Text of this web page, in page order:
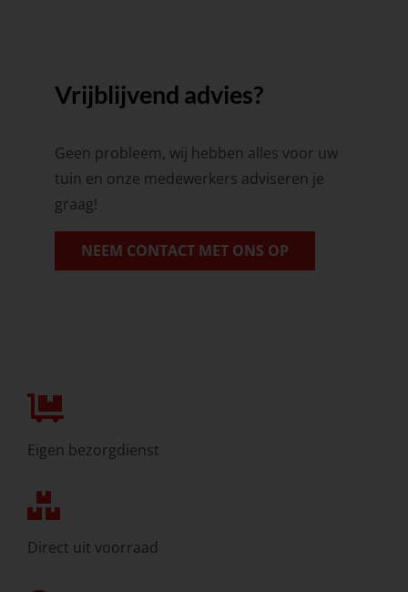
Vrijblijvend advies?
Geen probleem, wij hebben alles voor uw
tuin en onze medewerkers adviseren je
graag!
NEEM CONTACT MET ONS OP
Eigen bezorgdienst
Direct uit voorraad